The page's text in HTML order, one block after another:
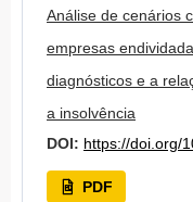
Análise de cenários
empresas
diagnósticos e a
a insolvência
DOI: https://doi.org/
PDF